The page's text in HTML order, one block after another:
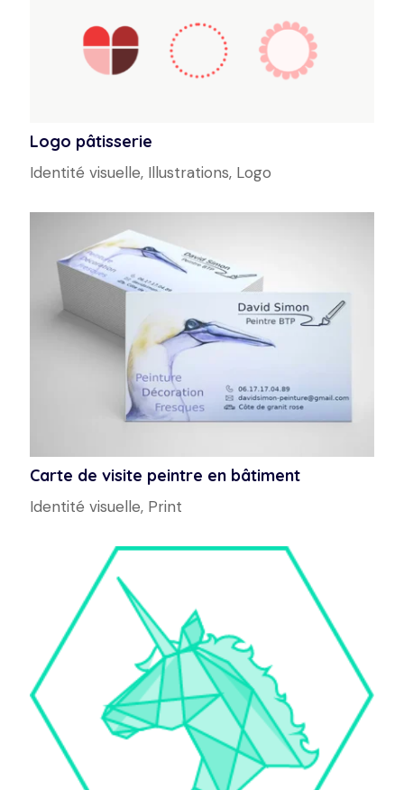
Logo pâtisserie
Identité visuelle, Illustrations, Logo
Carte de visite peintre en bâtiment
Identité visuelle, Print